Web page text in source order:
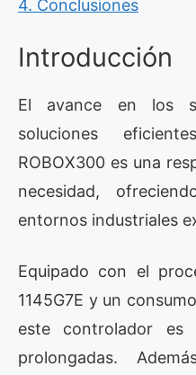
4. Conclusiones
Introducción
El avance en los
soluciones
ROBOX300 es una
necesidad,
entornos industriales
Equipado con el
1145G7E y un
este controlador es
prolongadas.